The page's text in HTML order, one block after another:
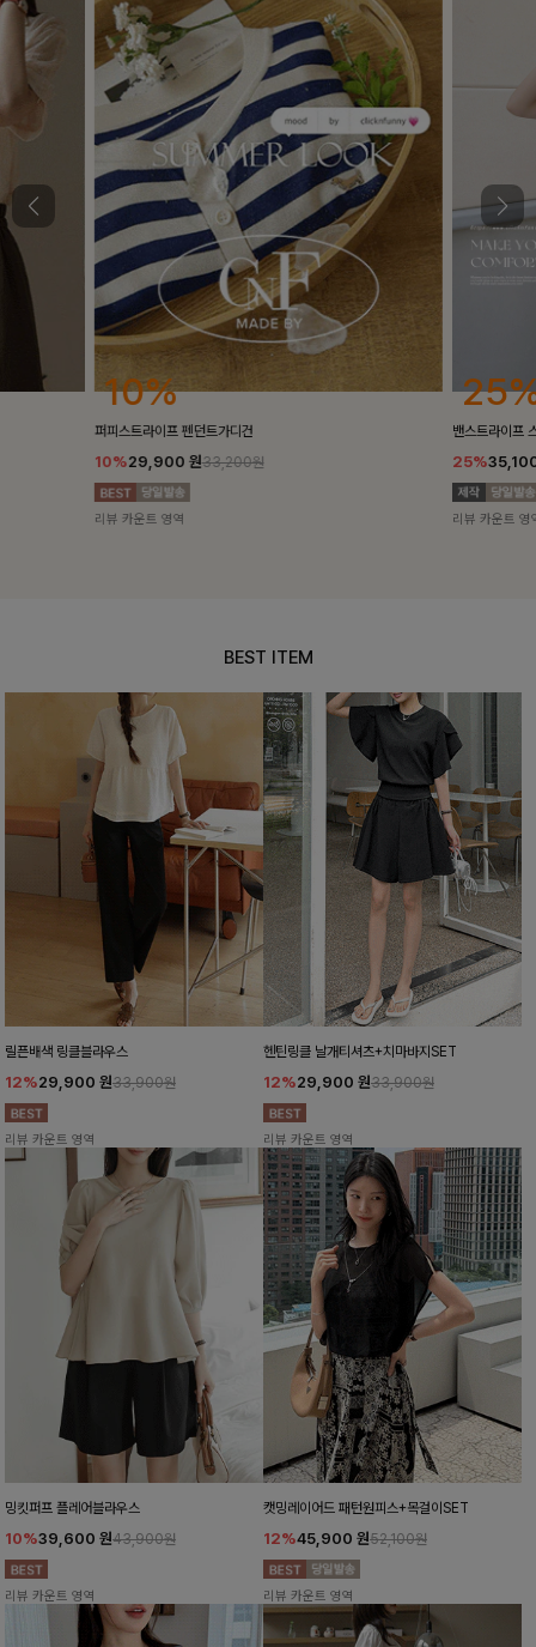
25%
밴스트라이프 스트링원피스
25%35,100 원46,800원
리뷰 카운트 영역
10%
[5천장돌파/
10%
리뷰 카운트 영
BEST ITEM
릴픈배색 링클블라우스
12%29,900 원33,900원
리뷰 카운트 영역
헨틴링클 날개티셔츠+치마바지SET
12%29,900 원33,900원
리뷰 카운트 영역
밍킷퍼프 플레어블라우스
10%39,600 원43,900원
리뷰 카운트 영역
캣밍레이어드 패턴원피스+목걸이SET
12%45,900 원52,100원
리뷰 카운트 영역